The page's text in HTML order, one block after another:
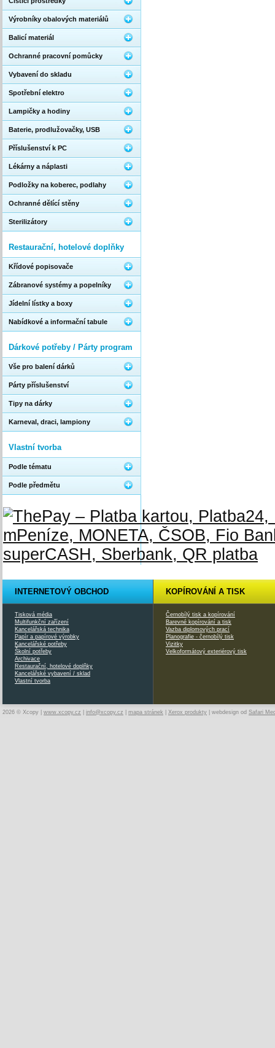
Výrobníky obalových materiálů
Balicí materiál
Ochranné pracovní pomůcky
Vybavení do skladu
Spotřební elektro
Lampičky a hodiny
Baterie, prodlužovačky, USB
Příslušenství k PC
Lékárny a náplasti
Podložky na koberec, podlahy
Ochranné dělící stěny
Sterilizátory
Restaurační, hotelové doplňky
Křídové popisovače
Zábranové systémy a popelníky
Jídelní lístky a boxy
Nabídkové a informační tabule
Dárkové potřeby / Párty program
Vše pro balení dárků
Párty příslušenství
Tipy na dárky
Karneval, draci, lampiony
Vlastní tvorba
Podle tématu
Podle předmětu
INTERNETOVÝ OBCHOD
Tisková média
Multifunkční zařízení
Kancelářská technika
Papír a papírové výrobky
Kancelářské potřeby
Školní potřeby
Archivace
Restaurační, hotelové doplňky
Kancelářské vybavení / sklad
Vlastní tvorba
KOPÍROVÁNÍ A TISK
Černobílý tisk a kopírování
Barevné kopírování a tisk
Vazba diplomových prací
Planografie - černobílý tisk
Vizitky
Velkoformátový exteriérový tisk
2026 © Xcopy | www.xcopy.cz info@xcopy.cz mapa stránek Xerox produkty | webdesign od Safari